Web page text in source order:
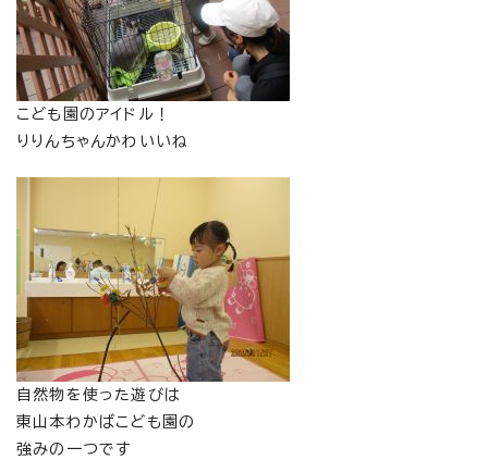
こども園のアイドル！
りりんちゃんかわいいね
自然物を使った遊びは
東山本わかばこども園の
強みの一つです